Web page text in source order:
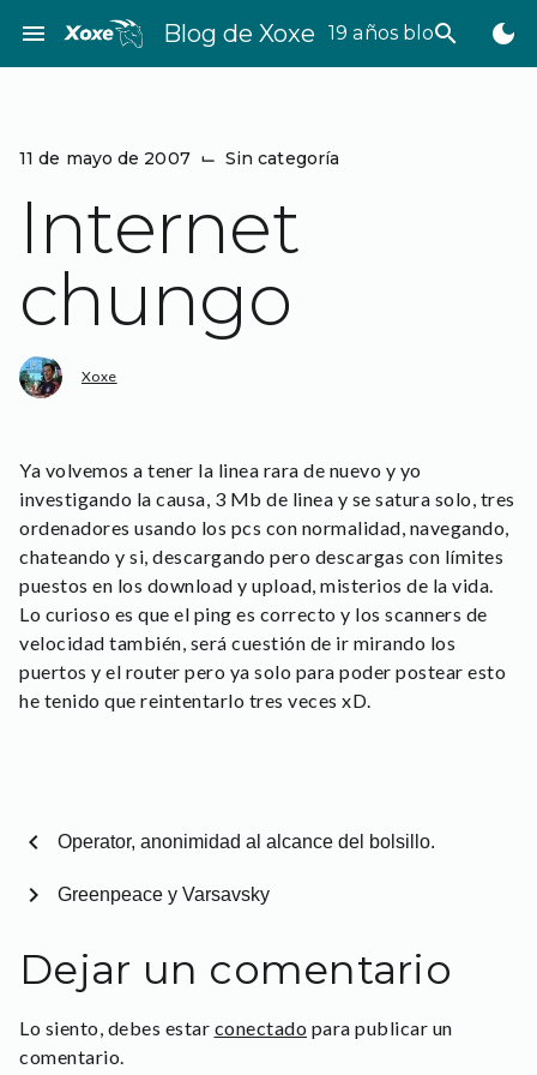
contenido
menu Blog de Xoxe 19 años bloggeando
search dark_mode
11 de mayo de 2007 ⌙ Sin categoría
Internet
chungo
Xoxe
Ya volvemos a tener la linea rara de nuevo y yo
investigando la causa, 3 Mb de linea y se satura solo, tres
ordenadores usando los pcs con normalidad, navegando,
chateando y si, descargando pero descargas con límites
puestos en los download y upload, misterios de la vida.
Lo curioso es que el ping es correcto y los scanners de
velocidad también, será cuestión de ir mirando los
puertos y el router pero ya solo para poder postear esto
he tenido que reintentarlo tres veces xD.
chevron_left Operator, anonimidad al alcance del bolsillo.
Greenpeace y Varsavsky
chevron_right
Dejar un comentario
Lo siento, debes estar conectado para publicar un
comentario.